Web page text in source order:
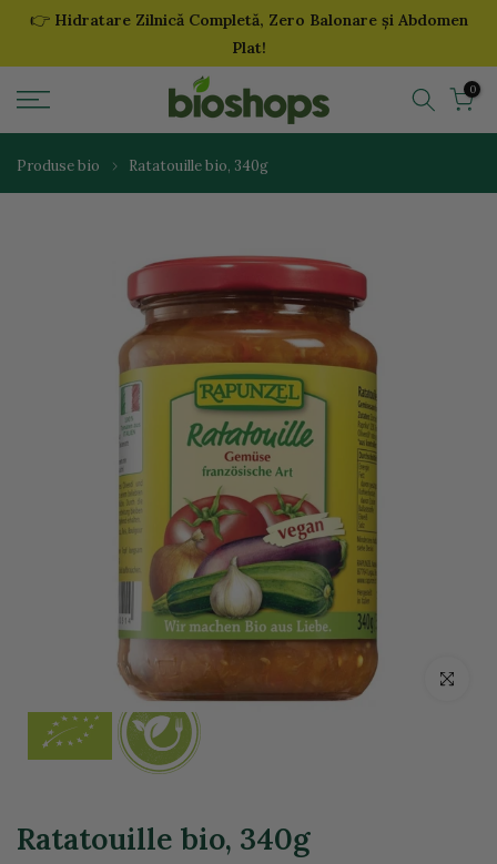
Sari
👉 Hidratare Zilnică Completă, Zero Balonare și Abdomen
Plat!
0
Produse bio Ratatouille bio, 340g
Click
Ratatouille bio, 340g